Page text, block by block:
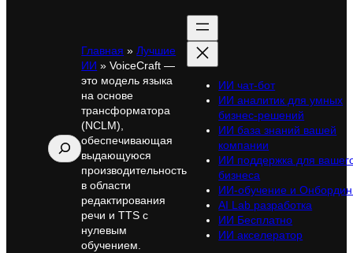
Поиск
Главная » Лучшие
ИИ » VoiceCraft —
это модель языка
на основе
трансформатора
(NCLM),
обеспечивающая
выдающуюся
производительность
в области
редактирования
речи и TTS с
нулевым
обучением.
ИИ чат-бот
ИИ аналитик для умных
бизнес-решений
ИИ база знаний вашей
компании
ИИ поддержка для
бизнеса
ИИ-обучение и
AI Lab разработка
ИИ Бесплатно
ИИ акселератор